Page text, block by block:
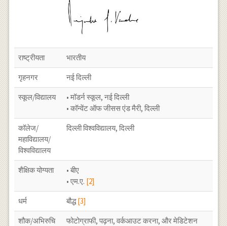
राष्ट्रीयता भारतीय
गृहनगर नई दिल्ली
स्कूल/विद्यालय
• मॉडर्न स्कूल, नई दिल्ली
• कॉन्वेंट ऑफ जीसस एंड मैरी, दिल्ली
कॉलेज/
महाविद्यालय/
विश्वविद्यालय
दिल्ली विश्वविद्यालय, दिल्ली
शैक्षिक योग्यता
• बीए
• एम.ए. [2]
धर्म बौद्ध[3]
शौक/अभिरुचि
फोटोग्राफी, पढ़ना, वर्कआउट करना, और मेडिटेशन